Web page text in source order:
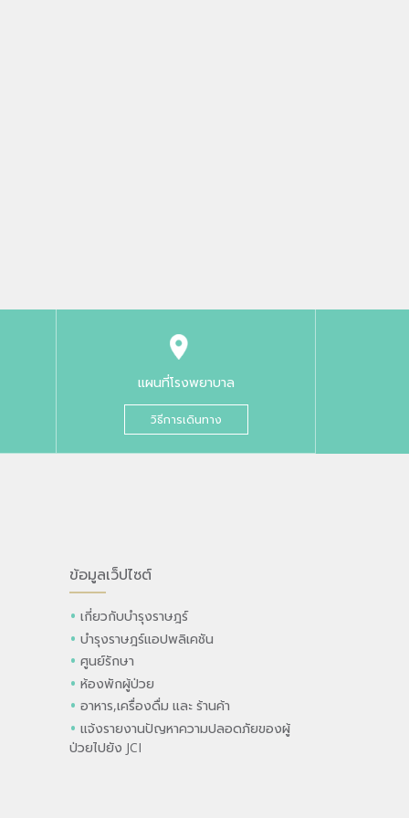
แผนที่โรงพยาบาล
วิธีการเดินทาง
ข้อมูลเว็ปไซต์
เกี่ยวกับบำรุงราษฎร์
บำรุงราษฎร์แอปพลิเคชัน
ศูนย์รักษา
ห้องพักผู้ป่วย
อาหาร,เครื่องดื่ม และ ร้านค้า
แจ้งรายงานปัญหาความปลอดภัยของผู้
ป่วยไปยัง JCI